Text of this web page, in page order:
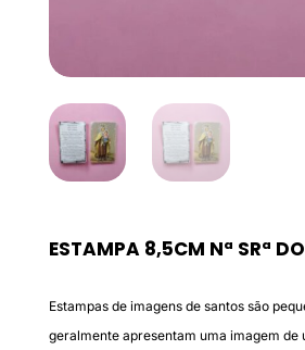
ESTAMPA 8,5CM Nª SRª
Estampas de imagens de santos são
geralmente apresentam uma imagem de